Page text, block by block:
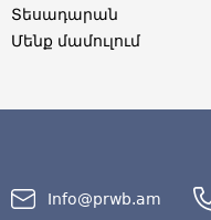
Տեսադարան
Մենք մամուլում
Info@prwb.am